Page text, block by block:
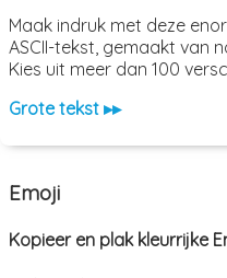
Maak indruk met deze
ASCII-tekst, gemaakt van
Kies uit meer dan 100
Grote tekst ▸▸
Emoji
Kopieer en plak kleurrijke